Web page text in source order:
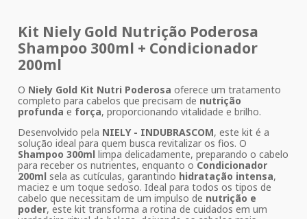
Kit Niely Gold Nutrição Poderosa
Shampoo 300ml + Condicionador
200ml
O Niely Gold Kit Nutri Poderosa oferece um tratamento
completo para cabelos que precisam de nutrição
profunda e força, proporcionando vitalidade e brilho.
Desenvolvido pela NIELY - INDUBRASCOM, este kit é a
solução ideal para quem busca revitalizar os fios. O
Shampoo 300ml limpa delicadamente, preparando o cabelo
para receber os nutrientes, enquanto o Condicionador
200ml sela as cutículas, garantindo hidratação intensa,
maciez e um toque sedoso. Ideal para todos os tipos de
cabelo que necessitam de um impulso de nutrição e
poder, este kit transforma a rotina de cuidados em um